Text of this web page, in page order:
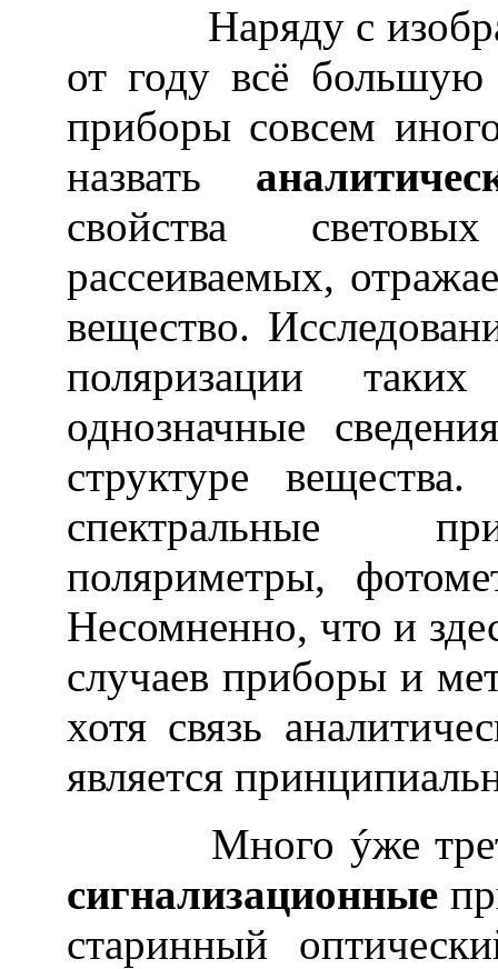
Наряду с
от году всё большую
приборы совсем
назвать
свойства
рассеиваемых,
вещество.
поляризации
однозначные
структуре
спектральные
поляриметры,
Несомненно, что и
случаев приборы и
хотя связь
является
Много ýже третья
сигнализационные
старинный